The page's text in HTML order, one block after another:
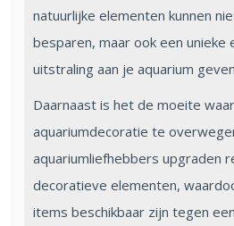
natuurlijke elementen kunnen
besparen, maar ook een unieke
uitstraling aan je aquarium
Daarnaast is het de moeite
aquariumdecoratie te
aquariumliefhebbers upgraden
decoratieve elementen,
items beschikbaar zijn tegen